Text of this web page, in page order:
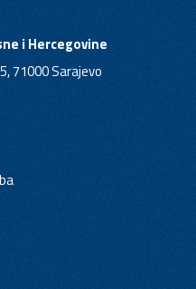
i Hercegovine
71000 Sarajevo